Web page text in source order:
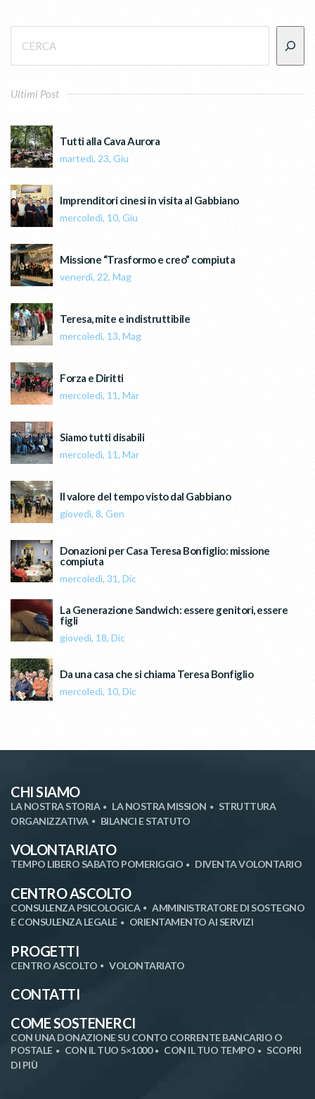
Ultimi Post
Tutti alla Cava Aurora
martedì, 23, Giu
Imprenditori cinesi in visita al Gabbiano
mercoledì, 10, Giu
Missione “Trasformo e creo” compiuta
venerdì, 22, Mag
Teresa, mite e indistruttibile
mercoledì, 13, Mag
Forza e Diritti
mercoledì, 11, Mar
Siamo tutti disabili
mercoledì, 11, Mar
Il valore del tempo visto dal Gabbiano
giovedì, 8, Gen
Donazioni per Casa Teresa Bonfiglio: missione
compiuta
mercoledì, 31, Dic
La Generazione Sandwich: essere genitori, essere
figli
giovedì, 18, Dic
Da una casa che si chiama Teresa Bonfiglio
mercoledì, 10, Dic
CHI SIAMO
LA NOSTRA STORIA LA NOSTRA MISSION
STRUTTURA
ORGANIZZATIVA
BILANCI E STATUTO
VOLONTARIATO
TEMPO LIBERO SABATO POMERIGGIO DIVENTA VOLONTARIO
CENTRO ASCOLTO
CONSULENZA PSICOLOGICA
AMMINISTRATORE DI SOSTEGNO
E CONSULENZA LEGALE
ORIENTAMENTO AI SERVIZI
PROGETTI
CENTRO ASCOLTO VOLONTARIATO
CONTATTI
COME SOSTENERCI
CON UNA DONAZIONE SU CONTO CORRENTE BANCARIO O
POSTALE
CON IL TUO 5×1000 CON IL TUO TEMPO
SCOPRI
DI PIÙ